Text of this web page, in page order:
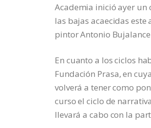
Academia inició ayer un
las bajas acaecidas este
pintor Antonio
En cuanto a los ciclos
Fundación Prasa, en
volverá a tener como
curso el ciclo de
llevará a cabo con la